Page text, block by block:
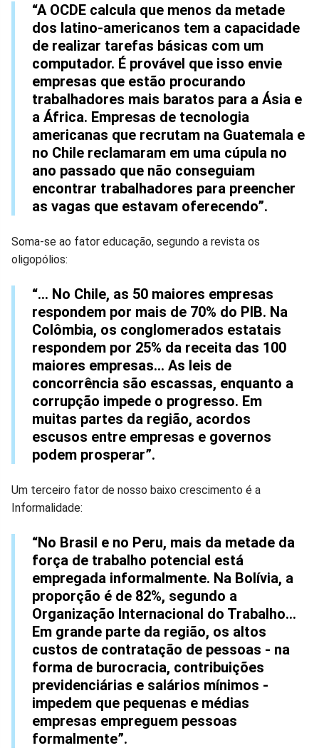
“A OCDE calcula que menos da metade
dos latino-americanos tem a capacidade
de realizar tarefas básicas com um
computador. É provável que isso envie
empresas que estão procurando
trabalhadores mais baratos para a Ásia e
a África. Empresas de tecnologia
americanas que recrutam na Guatemala e
no Chile reclamaram em uma cúpula no
ano passado que não conseguiam
encontrar trabalhadores para preencher
as vagas que estavam oferecendo”.
Soma-se ao fator educação, segundo a revista os
oligopólios:
“... No Chile, as 50 maiores empresas
respondem por mais de 70% do PIB. Na
Colômbia, os conglomerados estatais
respondem por 25% da receita das 100
maiores empresas... As leis de
concorrência são escassas, enquanto a
corrupção impede o progresso. Em
muitas partes da região, acordos
escusos entre empresas e governos
podem prosperar”.
Um terceiro fator de nosso baixo crescimento é a
Informalidade:
“No Brasil e no Peru, mais da metade da
força de trabalho potencial está
empregada informalmente. Na Bolívia, a
proporção é de 82%, segundo a
Organização Internacional do Trabalho...
Em grande parte da região, os altos
custos de contratação de pessoas - na
forma de burocracia, contribuições
previdenciárias e salários mínimos -
impedem que pequenas e médias
empresas empreguem pessoas
formalmente”.